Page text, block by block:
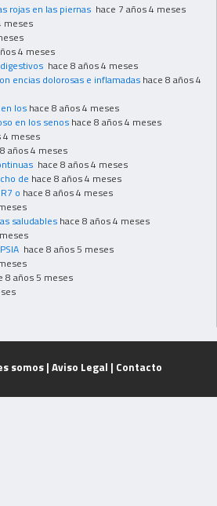
rojas en las piernas hace 7 años 4 meses
meses
4 meses
hace 8 años 4 meses
encias dolorosas e inflamadas hace 8 años 4
los hace 8 años 4 meses
en los senos hace 8 años 4 meses
4 meses
años 4 meses
hace 8 años 4 meses
de hace 8 años 4 meses
o hace 8 años 4 meses
saludables hace 8 años 4 meses
hace 8 años 5 meses
8 años 5 meses
somos| Aviso Legal | Contacto